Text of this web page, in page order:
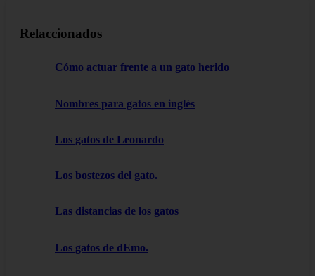
Relaccionados
Cómo actuar frente a un gato herido
Nombres para gatos en inglés
Los gatos de Leonardo
Los bostezos del gato.
Las distancias de los gatos
Los gatos de dEmo.